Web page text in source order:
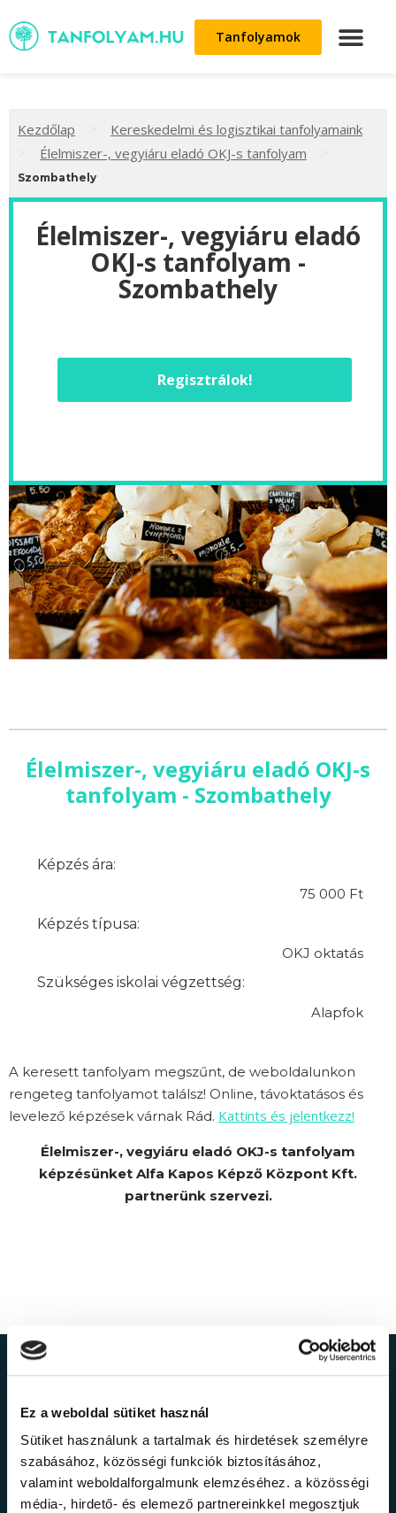
Ez a weboldal sütiket használ
Sütiket használunk a tartalmak és hirdetések személyre
szabásához, közösségi funkciók biztosításához,
valamint weboldalforgalmunk elemzéséhez. a közösségi
média-, hirdető- és elemező partnereinkkel megosztjuk
Tanfolyamok
Kezdőlap Kereskedelmi és logisztikai tanfolyamaink
Élelmiszer-, vegyiáru eladó OKJ-s tanfolyam
Szombathely
Élelmiszer-, vegyiáru eladó
OKJ-s tanfolyam -
Szombathely
Regisztrálok!
Élelmiszer-, vegyiáru eladó OKJ-s
tanfolyam - Szombathely
Képzés ára:
75 000 Ft
Képzés típusa:
OKJ oktatás
Szükséges iskolai végzettség:
Alapfok
A keresett tanfolyam megszűnt, de weboldalunkon
rengeteg tanfolyamot találsz! Online, távoktatásos és
levelező képzések várnak Rád. Kattints és jelentkezz!
Élelmiszer-, vegyiáru eladó OKJ-s tanfolyam
képzésünket Alfa Kapos Képző Központ Kft.
partnerünk szervezi.
Ne maradj le a
legfrissebb
információkról!